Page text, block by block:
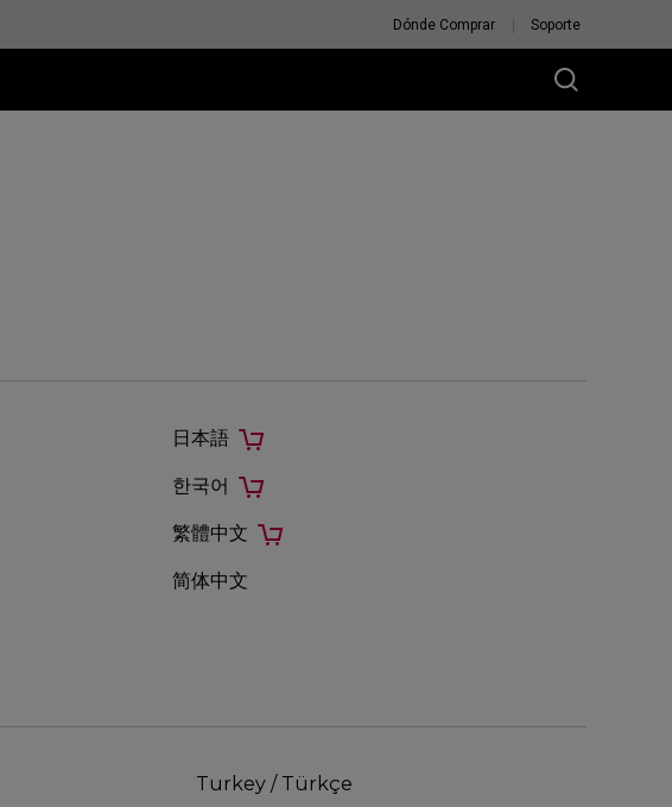
Dónde Comprar Soporte
日本語
한국어
繁體中文
简体中文
Turkey / Türkçe